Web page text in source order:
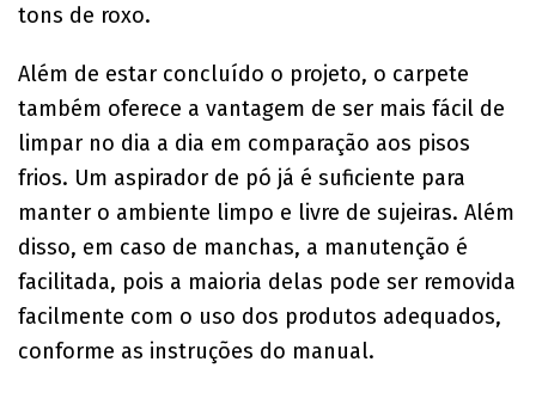
tons de roxo.
Além de estar concluído o projeto, o carpete
também oferece a vantagem de ser mais fácil de
limpar no dia a dia em comparação aos pisos
frios. Um aspirador de pó já é suficiente para
manter o ambiente limpo e livre de sujeiras. Além
disso, em caso de manchas, a manutenção é
facilitada, pois a maioria delas pode ser removida
facilmente com o uso dos produtos adequados,
conforme as instruções do manual.